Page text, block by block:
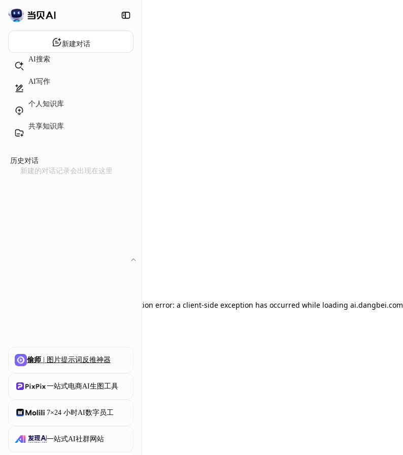
新建对话
AI搜索
AI写作
个人知识库
共享知识库
历史对话
新建的对话记录会出现在这里
偷师 | 图片提示词反推神器
一站式电商AI生图工具
7×24 小时AI数字员工
一站式AI社群网站
Application error: a client-side exception has occurred while loading ai.dangbei.com